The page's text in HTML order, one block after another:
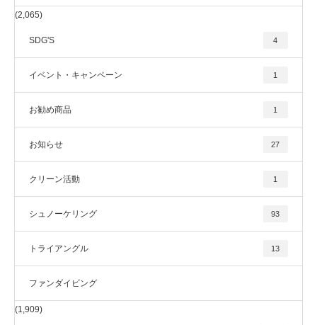
(2,065)
SDG'S 4
イベント・キャンペーン 1
お勧め商品 1
お知らせ 27
クリーン活動 1
シュノーケリング 93
トライアングル 13
ファンダイビング
(1,909)